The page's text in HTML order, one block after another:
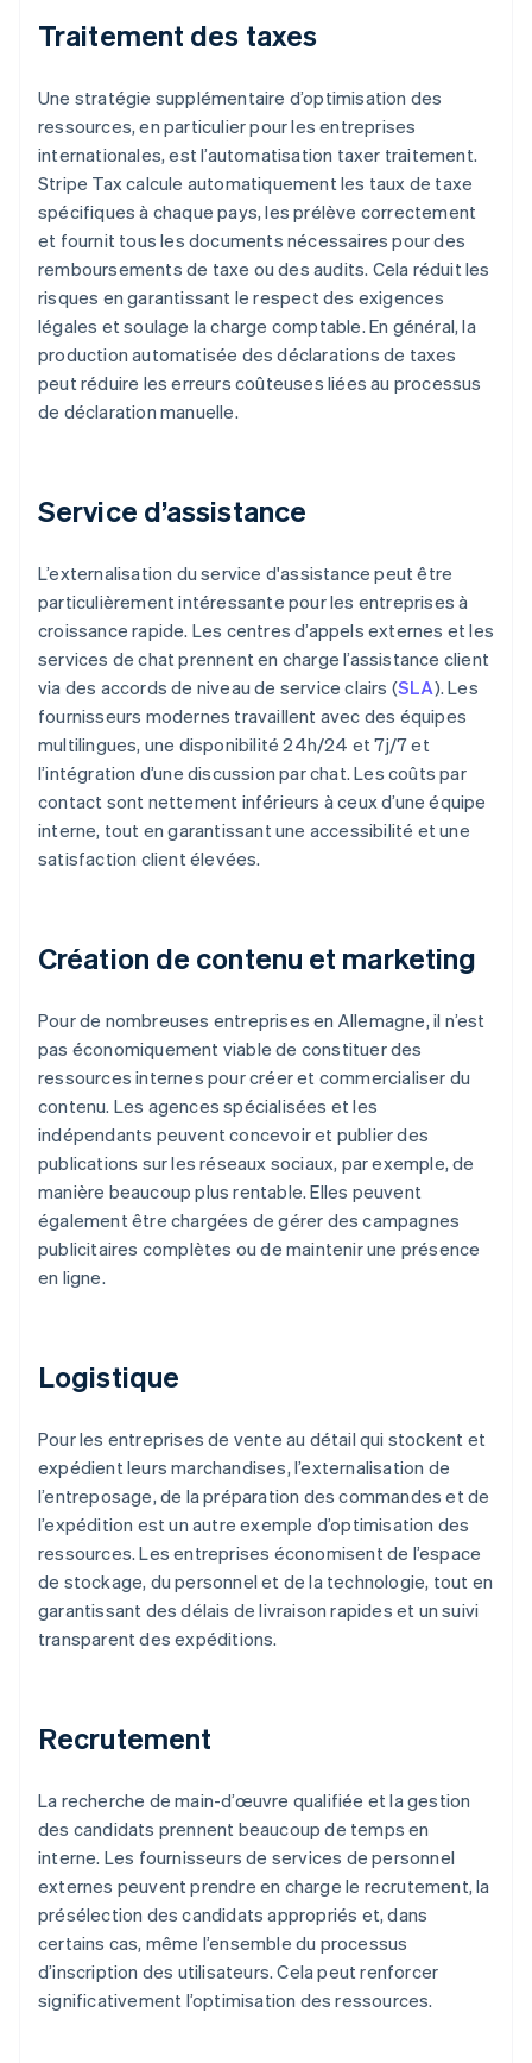
Traitement des taxes
Une stratégie supplémentaire d’optimisation des
ressources, en particulier pour les entreprises
internationales, est l’automatisation taxer traitement.
Stripe Tax calcule automatiquement les taux de taxe
spécifiques à chaque pays, les prélève correctement
et fournit tous les documents nécessaires pour des
remboursements de taxe ou des audits. Cela réduit les
risques en garantissant le respect des exigences
légales et soulage la charge comptable. En général, la
production automatisée des déclarations de taxes
peut réduire les erreurs coûteuses liées au processus
de déclaration manuelle.
Service d’assistance
L’externalisation du service d'assistance peut être
particulièrement intéressante pour les entreprises à
croissance rapide. Les centres d’appels externes et les
services de chat prennent en charge l’assistance client
via des accords de niveau de service clairs (SLA). Les
fournisseurs modernes travaillent avec des équipes
multilingues, une disponibilité 24h/24 et 7j/7 et
l’intégration d’une discussion par chat. Les coûts par
contact sont nettement inférieurs à ceux d’une équipe
interne, tout en garantissant une accessibilité et une
satisfaction client élevées.
Création de contenu et marketing
Pour de nombreuses entreprises en Allemagne, il n’est
pas économiquement viable de constituer des
ressources internes pour créer et commercialiser du
contenu. Les agences spécialisées et les
indépendants peuvent concevoir et publier des
publications sur les réseaux sociaux, par exemple, de
manière beaucoup plus rentable. Elles peuvent
également être chargées de gérer des campagnes
publicitaires complètes ou de maintenir une présence
en ligne.
Logistique
Pour les entreprises de vente au détail qui stockent et
expédient leurs marchandises, l’externalisation de
l’entreposage, de la préparation des commandes et de
l’expédition est un autre exemple d’optimisation des
ressources. Les entreprises économisent de l’espace
de stockage, du personnel et de la technologie, tout en
garantissant des délais de livraison rapides et un suivi
transparent des expéditions.
Recrutement
La recherche de main-d’œuvre qualifiée et la gestion
des candidats prennent beaucoup de temps en
interne. Les fournisseurs de services de personnel
externes peuvent prendre en charge le recrutement, la
présélection des candidats appropriés et, dans
certains cas, même l’ensemble du processus
d’inscription des utilisateurs. Cela peut renforcer
significativement l’optimisation des ressources.